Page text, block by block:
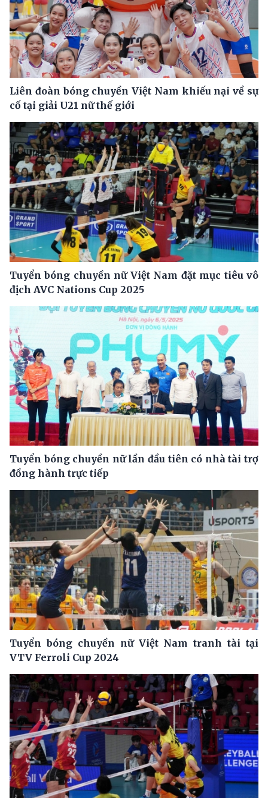
Liên đoàn bóng chuyền Việt Nam khiếu nại về sự
cố tại giải U21 nữ thế giới
Tuyển bóng chuyền nữ Việt Nam đặt mục tiêu vô
địch AVC Nations Cup 2025
Tuyển bóng chuyền nữ lần đầu tiên có nhà tài trợ
đồng hành trực tiếp
Tuyển bóng chuyền nữ Việt Nam tranh tài tại
VTV Ferroli Cup 2024